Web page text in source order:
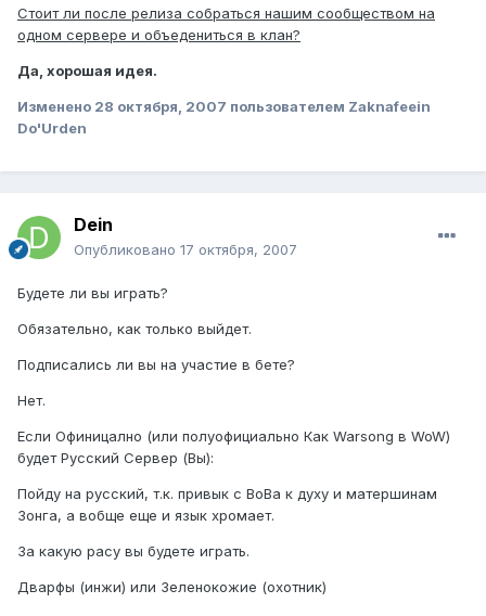
Стоит ли после релиза собраться нашим сообществом на
одном сервере и объедениться в клан?
Да, хорошая идея.
Изменено 28 октября, 2007 пользователем Zaknafeein
Do'Urden
Dein
Опубликовано 17 октября, 2007
Будете ли вы играть?
Обязательно, как только выйдет.
Подписались ли вы на участие в бете?
Нет.
Если Офиницално (или полуофициально Как Warsong в WoW)
будет Русский Сервер (Вы):
Пойду на русский, т.к. привык с ВоВа к духу и матершинам
Зонга, а вобще еще и язык хромает.
За какую расу вы будете играть.
Дварфы (инжи) или Зеленокожие (охотник)